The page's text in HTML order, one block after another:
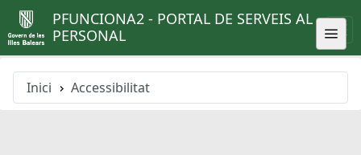
PFUNCIONA2 - PORTAL DE SERVEIS AL
PERSONAL
Inici Accessibilitat